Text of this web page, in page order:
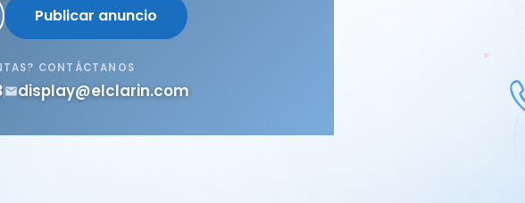
Publicar anuncio
CONTÁCTANOS
display@elclarin.com